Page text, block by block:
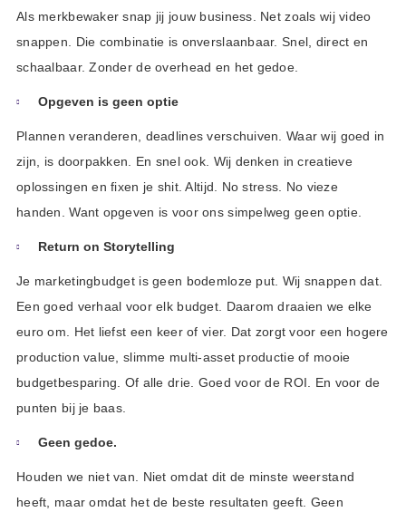
Als merkbewaker snap jij jouw business. Net zoals wij video
snappen. Die combinatie is onverslaanbaar. Snel, direct en
schaalbaar. Zonder de overhead en het gedoe.
Opgeven is geen optie
Plannen veranderen, deadlines verschuiven. Waar wij goed in
zijn, is doorpakken. En snel ook. Wij denken in creatieve
oplossingen en fixen je shit. Altijd. No stress. No vieze
handen. Want opgeven is voor ons simpelweg geen optie.
Return on Storytelling
Je marketingbudget is geen bodemloze put. Wij snappen dat.
Een goed verhaal voor elk budget. Daarom draaien we elke
euro om. Het liefst een keer of vier. Dat zorgt voor een hogere
production value, slimme multi-asset productie of mooie
budgetbesparing. Of alle drie. Goed voor de ROI. En voor de
punten bij je baas.
Geen gedoe.
Houden we niet van. Niet omdat dit de minste weerstand
heeft, maar omdat het de beste resultaten geeft. Geen